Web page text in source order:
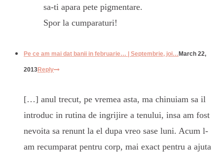
sa-ti apara pete pigmentare.
Spor la cumparaturi!
Pe ce am mai dat banii in februarie… | Septembrie, joi…March 22,
2013Reply
[…] anul trecut, pe vremea asta, ma chinuiam sa il
introduc in rutina de ingrijire a tenului, insa am fost
nevoita sa renunt la el dupa vreo sase luni. Acum l-
am recumparat pentru corp, mai exact pentru a ajuta